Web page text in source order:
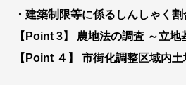
・建築制限等に係るしんしゃく
【Point 3】 農地法の調査 ～立地
【Point ４】 市街化調整区域内